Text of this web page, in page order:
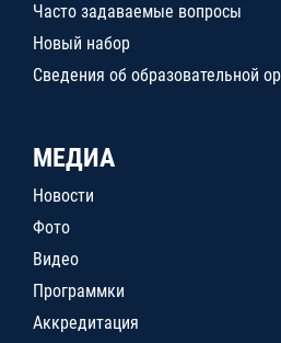
Часто задаваемые вопросы
Новый набор
Сведения об образовательной
МЕДИА
Новости
Фото
Видео
Программки
Аккредитация